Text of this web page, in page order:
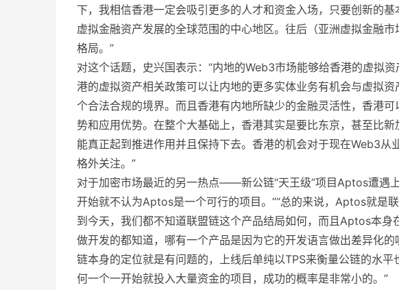
下，我相信香港一定会吸引更多的人才和资金入场，只要创新的
虚拟金融资产发展的全球范围的中心地区。往后（亚洲虚拟金融
格局。”
对这个话题，史兴国表示：“内地的Web3市场能够给香港的虚拟
港的虚拟资产相关政策可以让内地的更多实体业务有机会与虚拟
个合法合规的境界。而且香港有内地所缺少的金融灵活性，香港
势和应用优势。在整个大基础上，香港其实是要比东京，甚至比
能真正起到推进作用并且保持下去。香港的机会对于现在Web3
格外关注。”
对于加密市场最近的另一热点——新公链“天王级”项目Aptos遭遇
开始就不认为Aptos是一个可行的项目。”“总的来说，Aptos就是
到今天，我们都不知道联盟链这个产品结局如何，而且Aptos本
做开发的都知道，哪有一个产品是因为它的开发语言做出差异化
链本身的定位就是有问题的，上线后单纯以TPS来衡量公链的水
何一个一开始就投入大量资金的项目，成功的概率是非常小的。”